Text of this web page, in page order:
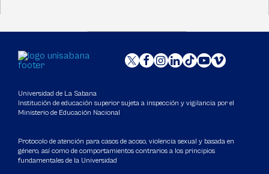
Universidad de La Sabana
Institución de educación superior sujeta a inspección y vigilancia por el
Ministerio de Educación Nacional
Protocolo de atención para casos de acoso, violencia sexual y basada en
género, así como de comportamientos contrarios a los principios
fundamentales de la Universidad